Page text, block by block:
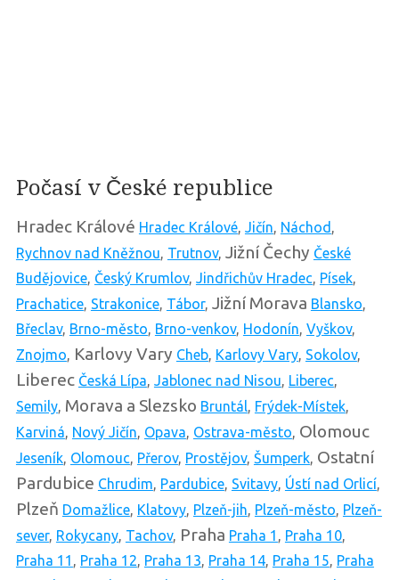
Počasí v České republice
Hradec Králové Hradec Králové, Jičín, Náchod ,
Rychnov nad Kněžnou, Trutnov, Jižní Čechy České
Budějovice, Český Krumlov, Jindřichův Hradec, Písek,
Prachatice, Strakonice, Tábor, Jižní Morava Blansko,
Břeclav, Brno-město, Brno-venkov, Hodonín, Vyškov,
Znojmo, Karlovy Vary Cheb, Karlovy Vary, Sokolov,
Liberec Česká Lípa, Jablonec nad Nisou, Liberec,
Semily, Morava a Slezsko Bruntál, Frýdek-Místek,
Karviná, Nový Jičín, Opava, Ostrava-město, Olomouc
Jeseník, Olomouc, Přerov, Prostějov, Šumperk, Ostatní
Pardubice Chrudim, Pardubice, Svitavy, Ústí nad Orlicí,
Plzeň Domažlice, Klatovy, Plzeň-jih, Plzeň-město, Plzeň-
sever, Rokycany, Tachov, Praha Praha 1 , Praha 10,
Praha 11 , Praha 12, Praha 13, Praha 14, Praha 15, Praha